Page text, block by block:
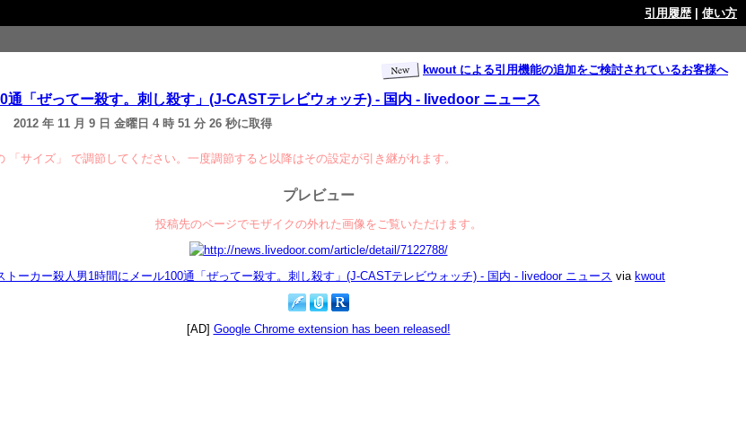
引用履歴 使い方
kwout による引用機能の追加をご検討されているお客様へ
通「ぜってー殺す。刺し殺す」(J-CASTテレビウォッチ) - 国内 - livedoor ニュース
2012 年 11 月 9 日 金曜日 4 時 51 分 26 秒に取得
「サイズ」 で調節してください。一度調節すると以降はその設定が引き継がれます。
プレビュー
投稿先のページでモザイクの外れた画像をご覧いただけます。
トーカー殺人男1時間にメール100通「ぜってー殺す。刺し殺す」(J-CASTテレビウォッチ) - 国内 - livedoor ニュース via kwout
[AD] Google Chrome extension has been released!